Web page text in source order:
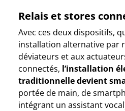
Relais et stores
Avec ces deux dispositifs,
installation alternative par
déviateurs et aux
connectés, l’installation
traditionnelle devient
portée de main, de
intégrant un assistant